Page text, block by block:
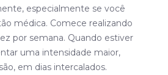
especialmente se você
médica. Comece realizando
por semana. Quando estiver
uma intensidade maior,
em dias intercalados.